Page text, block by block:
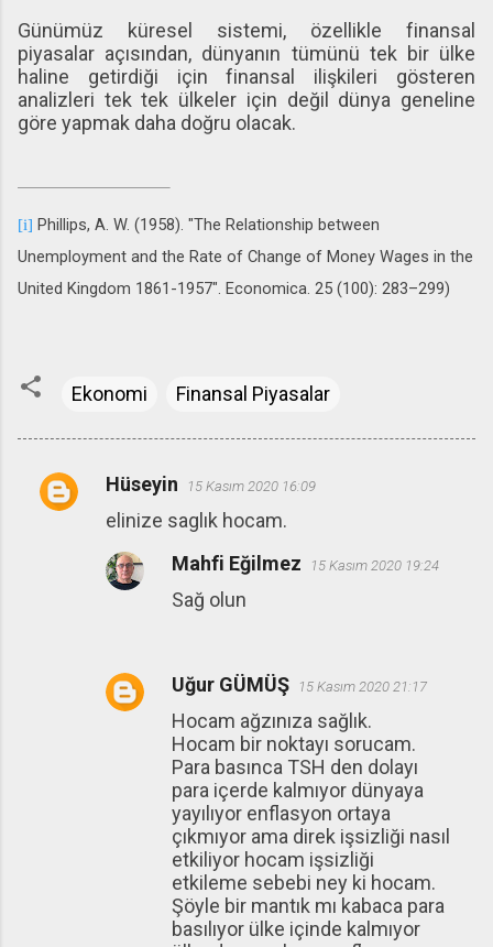
Günümüz küresel sistemi, özellikle finansal
piyasalar açısından, dünyanın tümünü tek bir ülke
haline getirdiği için finansal ilişkileri gösteren
analizleri tek tek ülkeler için değil dünya geneline
göre yapmak daha doğru olacak.
[i] Phillips, A. W. (1958). "The Relationship between
Unemployment and the Rate of Change of Money Wages in the
United Kingdom 1861-1957". Economica. 25 (100): 283–299)
Ekonomi Finansal Piyasalar
Y
Hüseyin 15 Kasım 2020 16:09
elinize saglık hocam.
Mahfi Eğilmez
15 Kasım 2020 19:24
Sağ olun
Uğur GÜMÜŞ 15 Kasım 2020 21:17
Hocam ağzınıza sağlık.
Hocam bir noktayı sorucam.
Para basınca TSH den dolayı
para içerde kalmıyor dünyaya
yayılıyor enflasyon ortaya
çıkmıyor ama direk işsizliği nasıl
etkiliyor hocam işsizliği
etkileme sebebi ney ki hocam.
Şöyle bir mantık mı kabaca para
basılıyor ülke içinde kalmıyor